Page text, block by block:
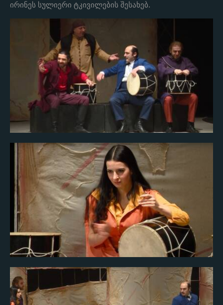
ირინეს სულიერი ტკივილების შესახებ.